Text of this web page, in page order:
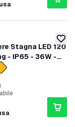
Stagna LED 120
- IP65 - 36W -
- Collegabili -
delle recensioni